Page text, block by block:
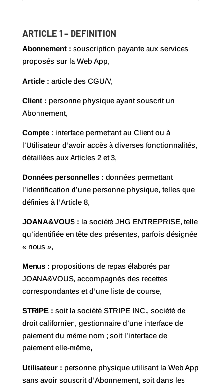
ARTICLE 1 – DEFINITION
Abonnement : souscription payante aux services
proposés sur la Web App,
Article : article des CGU/V,
Client : personne physique ayant souscrit un
Abonnement,
Compte: interface permettant au Client ou à
l’Utilisateur d’avoir accès à diverses fonctionnalités,
détaillées aux Articles 2 et 3,
Données personnelles : données permettant
l’identification d’une personne physique, telles que
définies à l’Article 8,
JOANA&VOUS : la société JHG ENTREPRISE, telle
qu’identifiée en tête des présentes, parfois désignée
« nous »,
Menus : propositions de repas élaborés par
JOANA&VOUS, accompagnés des recettes
correspondantes et d’une liste de course,
STRIPE : soit la société STRIPE INC., société de
droit californien, gestionnaire d’une interface de
paiement du même nom ; soit l’interface de
paiement elle-même,
Utilisateur : personne physique utilisant la Web App
sans avoir souscrit d’Abonnement, soit dans les